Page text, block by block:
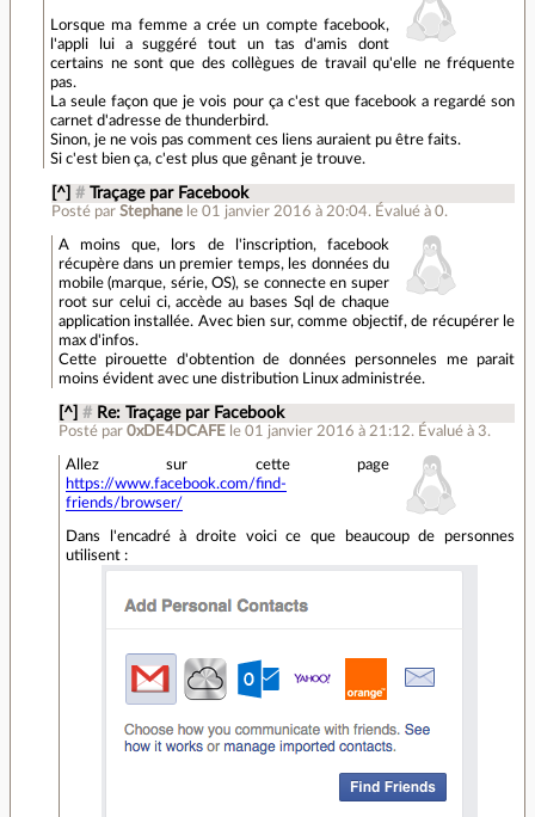
Lorsque ma femme a crée un compte facebook,
l'appli lui a suggéré tout un tas d'amis dont
certains ne sont que des collègues de travail qu'elle ne fréquente
pas.
La seule façon que je vois pour ça c'est que facebook a regardé son
carnet d'adresse de thunderbird.
Sinon, je ne vois pas comment ces liens auraient pu être faits.
Si c'est bien ça, c'est plus que gênant je trouve.
[^] # Traçage par Facebook
Posté par Stephane le 01 janvier 2016 à 20:04. Évalué à 0.
A moins que, lors de l'inscription, facebook
récupère dans un premier temps, les données du
mobile (marque, série, OS), se connecte en super
root sur celui ci, accède au bases Sql de chaque
application installée. Avec bien sur, comme objectif, de récupérer le
max d'infos.
Cette pirouette d'obtention de données personneles me parait
moins évident avec une distribution Linux administrée.
[^] # Re: Traçage par Facebook
Posté par 0xDE4DCAFE le 01 janvier 2016 à 21:12. Évalué à 3.
Allez sur cette page
https://www.facebook.com/find-
friends/browser/
Dans l'encadré à droite voici ce que beaucoup de personnes
utilisent :